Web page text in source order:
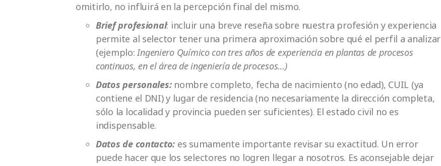
omitirlo, no influirá en la percepción final del mismo.
Brief profesional: incluir una breve reseña sobre nuestra profesión y experiencia
permite al selector tener una primera aproximación sobre qué el perfil a analizar
(ejemplo:Ingeniero Químico con tres años de experiencia en plantas de procesos
continuos, en el área de ingeniería de procesos…)
Datos personales:nombre completo, fecha de nacimiento (no edad), CUIL (ya
contiene el DNI) y lugar de residencia (no necesariamente la dirección completa,
sólo la localidad y provincia pueden ser suficientes). El estado civil no es
indispensable.
Datos de contacto: es sumamente importante revisar su exactitud. Un error
puede hacer que los selectores no logren llegar a nosotros. Es aconsejable dejar